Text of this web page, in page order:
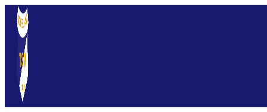
Zum
Inhalt
springen